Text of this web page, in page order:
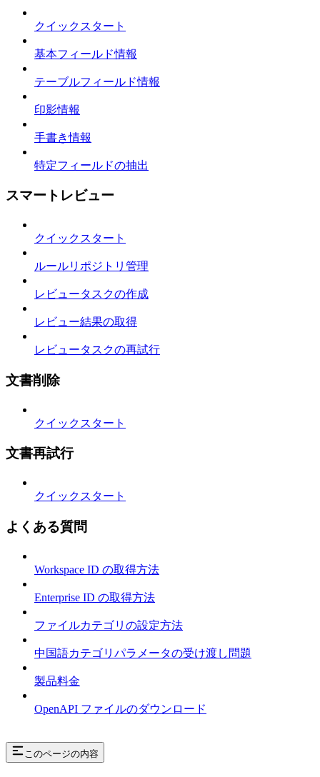
クイックスタート
基本フィールド情報
テーブルフィールド情報
印影情報
手書き情報
特定フィールドの抽出
スマートレビュー
クイックスタート
ルールリポジトリ管理
レビュータスクの作成
レビュー結果の取得
レビュータスクの再試行
文書削除
クイックスタート
文書再試行
クイックスタート
よくある質問
Workspace ID の取得方法
Enterprise ID の取得方法
ファイルカテゴリの設定方法
中国語カテゴリパラメータの受け渡し問題
製品料金
OpenAPI ファイルのダウンロード
このページの内容